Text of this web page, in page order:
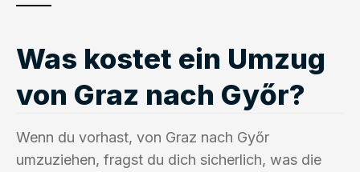
Was kostet ein Umzug
von Graz nach Győr?
Wenn du vorhast, von Graz nach Győr
umzuziehen, fragst du dich sicherlich, was die